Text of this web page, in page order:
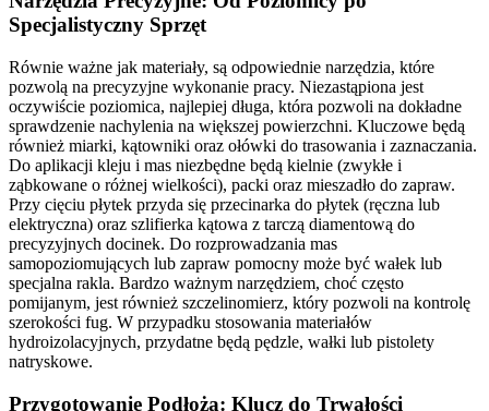
Specjalistyczny Sprzęt
Równie ważne jak materiały, są odpowiednie narzędzia, które
pozwolą na precyzyjne wykonanie pracy. Niezastąpiona jest
oczywiście poziomica, najlepiej długa, która pozwoli na dokładne
sprawdzenie nachylenia na większej powierzchni. Kluczowe będą
również miarki, kątowniki oraz ołówki do trasowania i zaznaczania.
Do aplikacji kleju i mas niezbędne będą kielnie (zwykłe i
ząbkowane o różnej wielkości), packi oraz mieszadło do zapraw.
Przy cięciu płytek przyda się przecinarka do płytek (ręczna lub
elektryczna) oraz szlifierka kątowa z tarczą diamentową do
precyzyjnych docinek. Do rozprowadzania mas
samopoziomujących lub zapraw pomocny może być wałek lub
specjalna rakla. Bardzo ważnym narzędziem, choć często
pomijanym, jest również szczelinomierz, który pozwoli na kontrolę
szerokości fug. W przypadku stosowania materiałów
hydroizolacyjnych, przydatne będą pędzle, wałki lub pistolety
natryskowe.
Przygotowanie Podłoża: Klucz do Trwałości